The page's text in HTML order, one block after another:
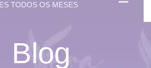
TODOS OS MESES
Blog